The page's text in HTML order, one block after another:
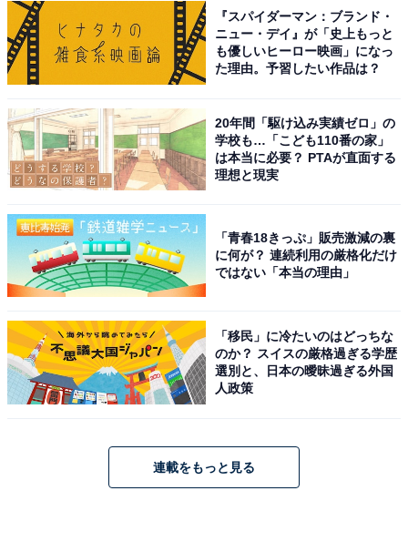
手県）といった声が集まりました。
※回答者からのコメントは原文ママです
次ページ 8位までのランキング結果を見る
『スパイダーマン：ブランド・
ニュー・デイ』が「史上もっと
も優しいヒーロー映画」になっ
た理由。予習したい作品は？
20年間「駆け込み実績ゼロ」の
学校も…「こども110番の家」
は本当に必要？ PTAが直面する
理想と現実
「青春18きっぷ」販売激減の裏
に何が？ 連続利用の厳格化だけ
ではない「本当の理由」
「移民」に冷たいのはどっちな
のか？ スイスの厳格過ぎる学歴
選別と、日本の曖昧過ぎる外国
人政策
連載をもっと見る